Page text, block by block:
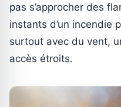
pas s’approcher des
instants d’un incendie
surtout avec du vent,
accès étroits.